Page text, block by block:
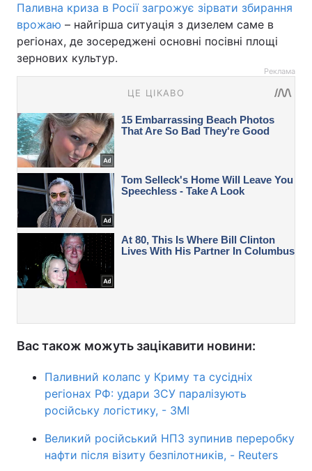
Паливна криза в Росії загрожує зірвати збирання
врожаю – найгірша ситуація з дизелем саме в
регіонах, де зосереджені основні посівні площі
зернових культур.
Реклама
Вас також можуть зацікавити новини:
Паливний колапс у Криму та сусідніх
регіонах РФ: удари ЗСУ паралізують
російську логістику, - ЗМІ
Великий російський НПЗ зупинив переробку
нафти після візиту безпілотників, - Reuters